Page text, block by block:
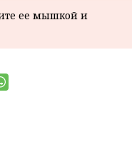
ее мышкой и